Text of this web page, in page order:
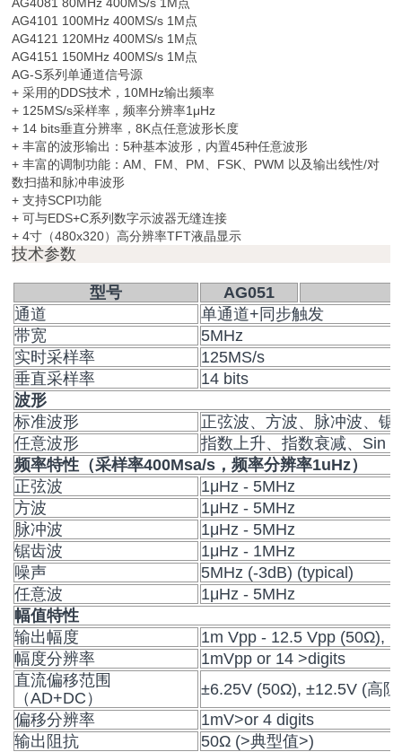
AG4081 80MHz 400MS/s 1M点
AG4101 100MHz 400MS/s 1M点
AG4121 120MHz 400MS/s 1M点
AG4151 150MHz 400MS/s 1M点
AG-S系列单通道信号源
+ 采用的DDS技术，10MHz输出频率
+ 125MS/s采样率，频率分辨率1μHz
+ 14 bits垂直分辨率，8K点任意波形长度
+ 丰富的波形输出：5种基本波形，内置45种任意波形
+ 丰富的调制功能：AM、FM、PM、FSK、PWM 以及输出线性/对
数扫描和脉冲串波形
+ 支持SCPI功能
+ 可与EDS+C系列数字示波器无缝连接
+ 4寸（480x320）高分辨率TFT液晶显示
技术参数
型号
AG051
通道
单通道+同步触发
带宽
5MHz
实时采样率
125MS/s
垂直采样率
14 bits
波形
标准波形
正弦波、方波、脉冲波、锯
任意波形
指数上升、指数衰减、Sin
频率特性（采样率400Msa/s，频率分辨率1uHz）
正弦波
1μHz - 5MHz
方波
1μHz - 5MHz
脉冲波
1μHz - 5MHz
锯齿波
1μHz - 1MHz
噪声
5MHz (-3dB) (typical)
任意波
1μHz - 5MHz
幅值特性
输出幅度
1m Vpp - 12.5 Vpp (50Ω),
幅度分辨率
1mVpp or 14 >digits
直流偏移范围
（AD+DC）
±6.25V (50Ω), ±12.5V (高
偏移分辨率
1mV>or 4 digits
输出阻抗
50Ω (>典型值>)